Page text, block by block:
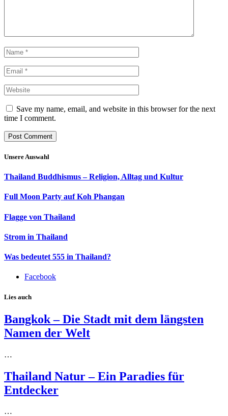
Save my name, email, and website in this browser for the next
time I comment.
Unsere Auswahl
Thailand Buddhismus – Religion, Alltag und Kultur
Full Moon Party auf Koh Phangan
Flagge von Thailand
Strom in Thailand
Was bedeutet 555 in Thailand?
Facebook
Lies auch
Bangkok – Die Stadt mit dem längsten
Namen der Welt
…
Thailand Natur – Ein Paradies für
Entdecker
…